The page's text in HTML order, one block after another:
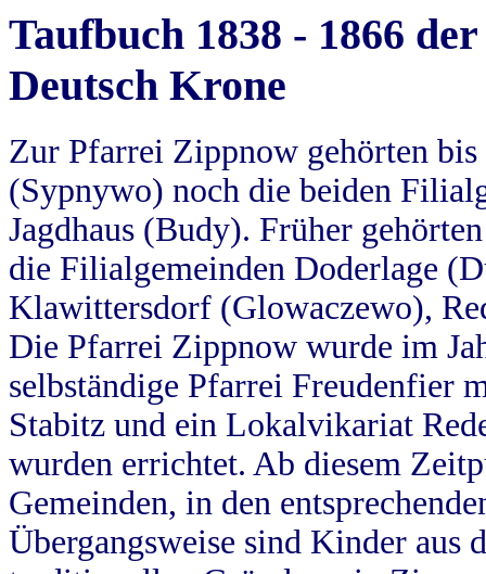
Taufbuch 1838 - 1866
Deutsch Krone
Zur Pfarrei Zippnow gehörten
(Sypnywo) noch die beiden
Jagdhaus (Budy). Früher
die Filialgemeinden Doderlage
Klawittersdorf (Glowaczewo),
Die Pfarrei Zippnow wurde im
selbständige Pfarrei Freudenfier
Stabitz und ein Lokalvikariat
wurden errichtet. Ab diesem
Gemeinden, in den
Übergangsweise sind Kinder aus